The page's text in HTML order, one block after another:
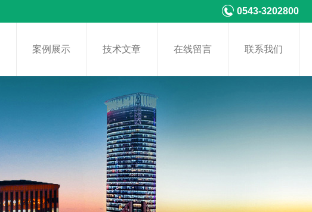
0543-3202800
案例展示 技术文章 在线留言 联系我们